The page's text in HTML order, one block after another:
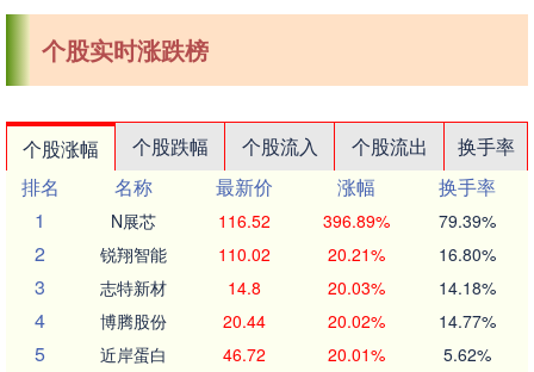
个股实时涨跌榜
个股涨幅 个股跌幅 个股流入 个股流出
换手率
排名
名称 最新价 涨幅
换手率
1
N展芯 116.52 396.89% 79.39%
2 锐翔智能 110.02 20.21% 16.80%
3 志特新材 14.8 20.03% 14.18%
4 博腾股份 20.44 20.02% 14.77%
5 近岸蛋白 46.72 20.01% 5.62%